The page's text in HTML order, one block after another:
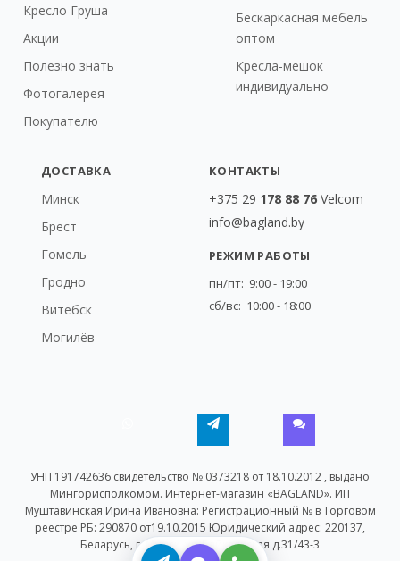
Кресло Груша
Акции
Полезно знать
Фотогалерея
Покупателю
Бескаркасная мебель
оптом
Кресла-мешок
индивидуально
ДОСТАВКА
Минск
Брест
Гомель
Гродно
Витебск
Могилёв
КОНТАКТЫ
+375 29 178 88 76 Velcom
info@bagland.by
РЕЖИМ РАБОТЫ
пн/пт: 9:00 - 19:00
сб/вс: 10:00 - 18:00
УНП 191742636 свидетельство № 0373218 от 18.10.2012 , выдано
Мингорисполкомом. Интернет-магазин «BAGLAND». ИП
Муштавинская Ирина Ивановна: Регистрационный № в Торговом
реестре РБ: 290870 от19.10.2015 Юридический адрес: 220137,
Беларусь, г. Минск, ул. Байкальская д.31/43-3